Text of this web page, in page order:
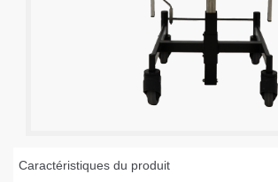
Caractéristiques du produit